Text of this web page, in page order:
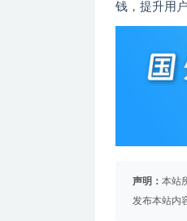
钱，提升用
声明： 本站
发布本站内